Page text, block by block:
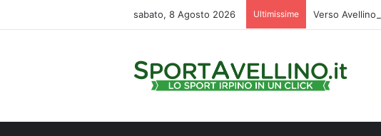
sabato, 8 Agosto 2026 Ultimissime Verso